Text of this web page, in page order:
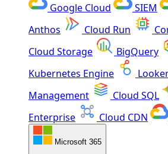
Google Cloud SIEM
Anthos
Cloud Run
Cloud Storage
BigQuery
Kubernetes Engine
Management
Cloud SQL
Enterprise
Cloud CDN
Microsoft 365